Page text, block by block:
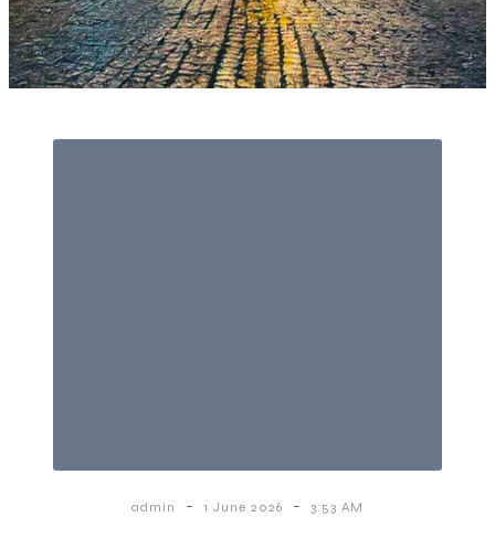
admin - 1 June 2026 - 3:53 AM